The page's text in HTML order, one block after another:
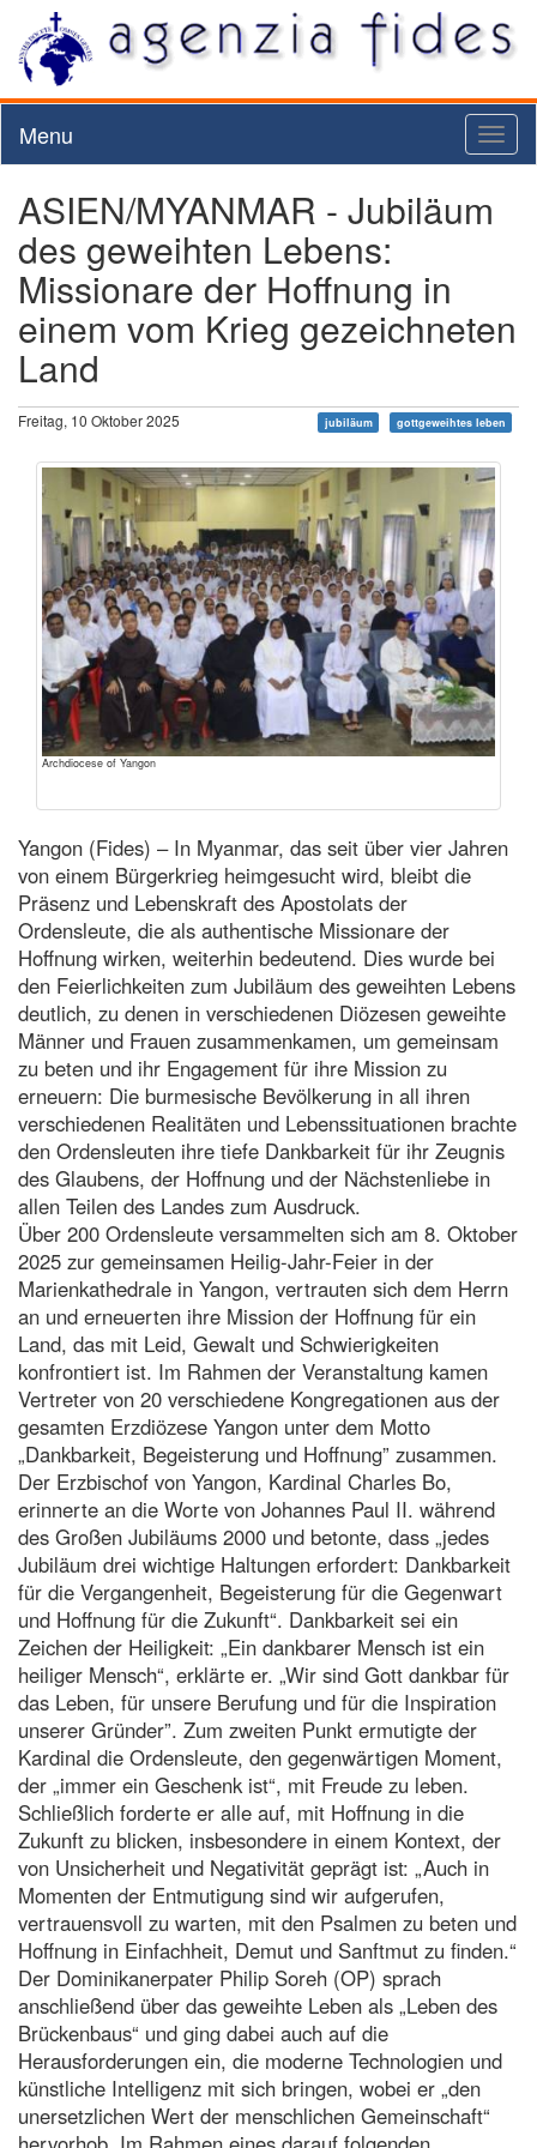
Menu
ASIEN/MYANMAR - Jubiläum
des geweihten Lebens:
Missionare der Hoffnung in
einem vom Krieg gezeichneten
Land
Freitag, 10 Oktober 2025 jubiläum gottgeweihtes leben
Archdiocese of Yangon
Yangon (Fides) – In Myanmar, das seit über vier Jahren
von einem Bürgerkrieg heimgesucht wird, bleibt die
Präsenz und Lebenskraft des Apostolats der
Ordensleute, die als authentische Missionare der
Hoffnung wirken, weiterhin bedeutend. Dies wurde bei
den Feierlichkeiten zum Jubiläum des geweihten Lebens
deutlich, zu denen in verschiedenen Diözesen geweihte
Männer und Frauen zusammenkamen, um gemeinsam
zu beten und ihr Engagement für ihre Mission zu
erneuern: Die burmesische Bevölkerung in all ihren
verschiedenen Realitäten und Lebenssituationen brachte
den Ordensleuten ihre tiefe Dankbarkeit für ihr Zeugnis
des Glaubens, der Hoffnung und der Nächstenliebe in
allen Teilen des Landes zum Ausdruck.
Über 200 Ordensleute versammelten sich am 8. Oktober
2025 zur gemeinsamen Heilig-Jahr-Feier in der
Marienkathedrale in Yangon, vertrauten sich dem Herrn
an und erneuerten ihre Mission der Hoffnung für ein
Land, das mit Leid, Gewalt und Schwierigkeiten
konfrontiert ist. Im Rahmen der Veranstaltung kamen
Vertreter von 20 verschiedene Kongregationen aus der
gesamten Erzdiözese Yangon unter dem Motto
„Dankbarkeit, Begeisterung und Hoffnung” zusammen.
Der Erzbischof von Yangon, Kardinal Charles Bo,
erinnerte an die Worte von Johannes Paul II. während
des Großen Jubiläums 2000 und betonte, dass „jedes
Jubiläum drei wichtige Haltungen erfordert: Dankbarkeit
für die Vergangenheit, Begeisterung für die Gegenwart
und Hoffnung für die Zukunft“. Dankbarkeit sei ein
Zeichen der Heiligkeit: „Ein dankbarer Mensch ist ein
heiliger Mensch“, erklärte er. „Wir sind Gott dankbar für
das Leben, für unsere Berufung und für die Inspiration
unserer Gründer”. Zum zweiten Punkt ermutigte der
Kardinal die Ordensleute, den gegenwärtigen Moment,
der „immer ein Geschenk ist“, mit Freude zu leben.
Schließlich forderte er alle auf, mit Hoffnung in die
Zukunft zu blicken, insbesondere in einem Kontext, der
von Unsicherheit und Negativität geprägt ist: „Auch in
Momenten der Entmutigung sind wir aufgerufen,
vertrauensvoll zu warten, mit den Psalmen zu beten und
Hoffnung in Einfachheit, Demut und Sanftmut zu finden.“
Der Dominikanerpater Philip Soreh (OP) sprach
anschließend über das geweihte Leben als „Leben des
Brückenbaus“ und ging dabei auch auf die
Herausforderungen ein, die moderne Technologien und
künstliche Intelligenz mit sich bringen, wobei er „den
unersetzlichen Wert der menschlichen Gemeinschaft“